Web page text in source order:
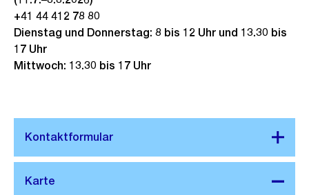
+41 44 412 78 80
Dienstag und Donnerstag: 8 bis 12 Uhr und 13.30 bis
17 Uhr
Mittwoch: 13.30 bis 17 Uhr